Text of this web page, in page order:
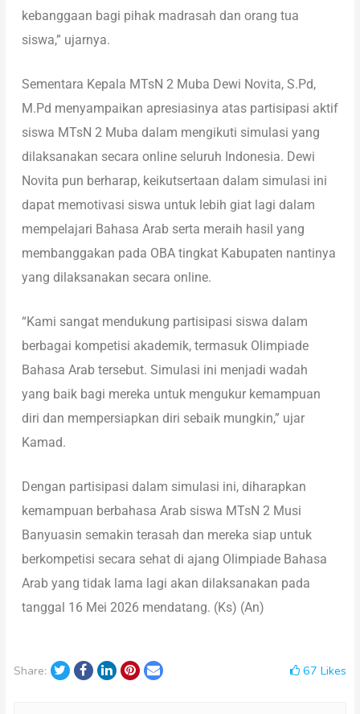
kebanggaan bagi pihak madrasah dan orang tua
siswa,” ujarnya.
Sementara Kepala MTsN 2 Muba Dewi Novita, S.Pd,
M.Pd menyampaikan apresiasinya atas partisipasi aktif
siswa MTsN 2 Muba dalam mengikuti simulasi yang
dilaksanakan secara online seluruh Indonesia. Dewi
Novita pun berharap, keikutsertaan dalam simulasi ini
dapat memotivasi siswa untuk lebih giat lagi dalam
mempelajari Bahasa Arab serta meraih hasil yang
membanggakan pada OBA tingkat Kabupaten nantinya
yang dilaksanakan secara online.
“Kami sangat mendukung partisipasi siswa dalam
berbagai kompetisi akademik, termasuk Olimpiade
Bahasa Arab tersebut. Simulasi ini menjadi wadah
yang baik bagi mereka untuk mengukur kemampuan
diri dan mempersiapkan diri sebaik mungkin,” ujar
Kamad.
Dengan partisipasi dalam simulasi ini, diharapkan
kemampuan berbahasa Arab siswa MTsN 2 Musi
Banyuasin semakin terasah dan mereka siap untuk
berkompetisi secara sehat di ajang Olimpiade Bahasa
Arab yang tidak lama lagi akan dilaksanakan pada
tanggal 16 Mei 2026 mendatang. (Ks) (An)
Share: 67Likes